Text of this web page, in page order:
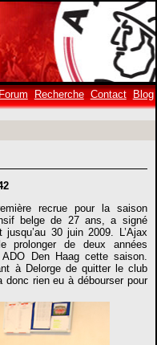
Forum Recherche Contact Blog
recrue pour la saison
belge de 27 ans, a signé
30 juin 2009. L’Ajax
prolonger de deux années
Den Haag cette saison.
à Delorge de quitter le club
donc rien eu à débourser pour